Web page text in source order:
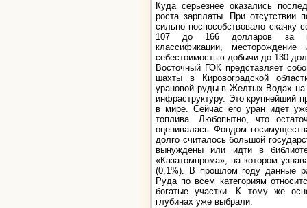
Куда серьезнее оказались
роста зарплаты. При отсутствии
сильно поспособствовало скачку
107 до 166 долларов за
классификации,
себестоимостью добычи до 130
Восточный ГОК представляет
шахты в Кировоградской
урановой руды в Желтых Водах на
инфраструктуру. Это крупнейший
в мире. Сейчас его уран идет
топлива. Любопытно, что
оценивалась Фондом
долго считалось большой
вынуждены или идти в
«Казатомпрома», на котором
(0,1%). В прошлом году данные
Руда по всем категориям
богатые участки. К тому же
глубинах уже выбрали.